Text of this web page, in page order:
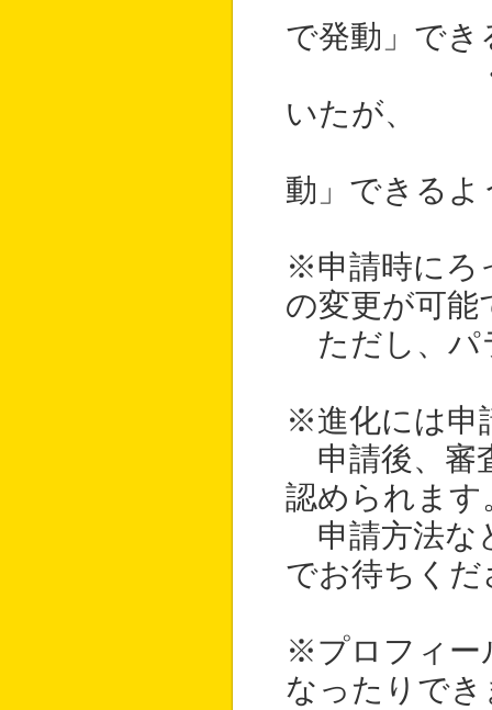
で発動」で
・「『ロ
いたが、
動」できるよ
※申請時にろ
の変更が可能
ただし、パ
※進化には申
申請後、審
認められます
申請方法な
でお待ちくだ
※プロフィー
なったりでき